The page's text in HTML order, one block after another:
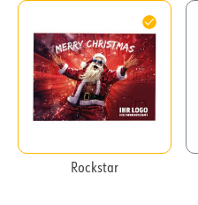
Rockstar